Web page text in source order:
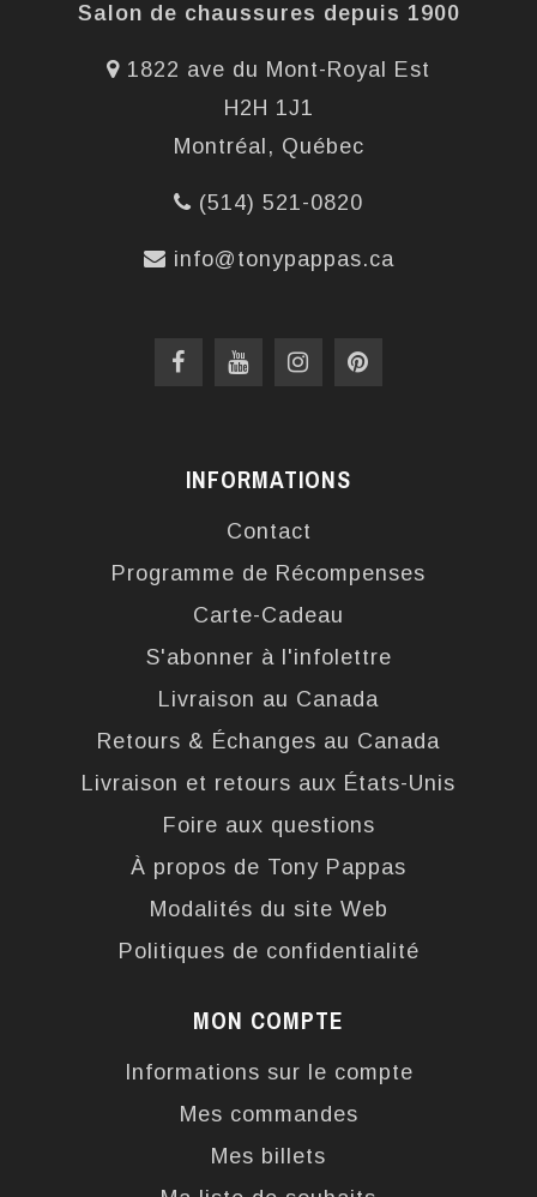
Salon de chaussures depuis 1900
1822 ave du Mont-Royal Est
H2H 1J1
Montréal, Québec
(514) 521-0820
info@tonypappas.ca
INFORMATIONS
Contact
Programme de Récompenses
Carte-Cadeau
S'abonner à l'infolettre
Livraison au Canada
Retours & Échanges au Canada
Livraison et retours aux États-Unis
Foire aux questions
À propos de Tony Pappas
Modalités du site Web
Politiques de confidentialité
MON COMPTE
Informations sur le compte
Mes commandes
Mes billets